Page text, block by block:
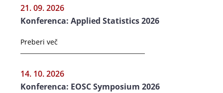
21. 09. 2026
Konferenca: Applied Statistics 2026
Preberi več
14. 10. 2026
Konferenca: EOSC Symposium 2026